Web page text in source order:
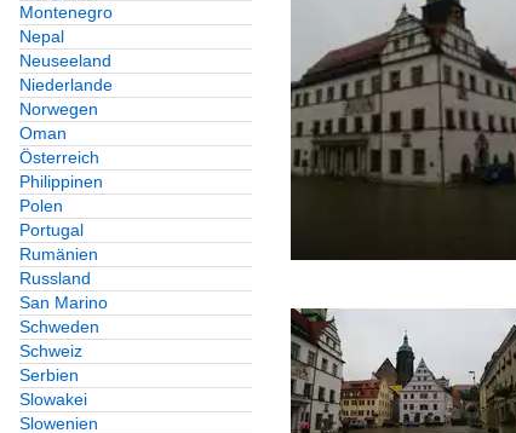
Montenegro
Nepal
Neuseeland
Niederlande
Norwegen
Oman
Österreich
Philippinen
Polen
Portugal
Rumänien
Russland
San Marino
Schweden
Schweiz
Serbien
Slowakei
Slowenien
div.Länder
Verkehrsbauwerke
Speziallösungen
Deutschland